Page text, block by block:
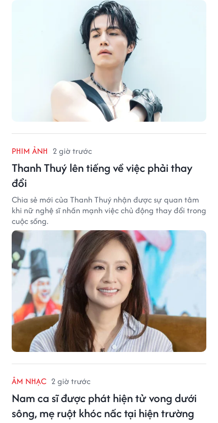
PHIM ẢNH 2 giờ trước
Thanh Thuý lên tiếng về việc phải thay
đổi
Chia sẻ mới của Thanh Thuý nhận được sự quan tâm
khi nữ nghệ sĩ nhấn mạnh việc chủ động thay đổi trong
cuộc sống.
ÂM NHẠC 2 giờ trước
Nam ca sĩ được phát hiện tử vong dưới
sông, mẹ ruột khóc nấc tại hiện trường